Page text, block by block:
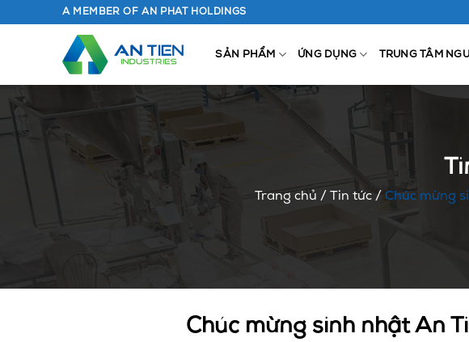
A MEMBER OF AN PHAT HOLDINGS
SẢN PHẨM ỨNG DỤNG TRUNG TÂM
Trang chủ / Tin tức / Chúc mừng
Chúc mừng sinh nhật An